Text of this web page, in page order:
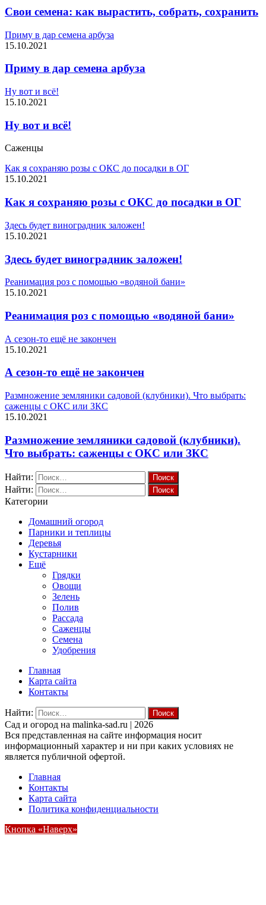
Свои семена: как вырастить, собрать, сохранить
Приму в дар семена арбуза
15.10.2021
Приму в дар семена арбуза
Ну вот и всё!
15.10.2021
Ну вот и всё!
Саженцы
Как я сохраняю розы с ОКС до посадки в ОГ
15.10.2021
Как я сохраняю розы с ОКС до посадки в ОГ
Здесь будет виноградник заложен!
15.10.2021
Здесь будет виноградник заложен!
Реанимация роз с помощью «водяной бани»
15.10.2021
Реанимация роз с помощью «водяной бани»
А сезон-то ещё не закончен
15.10.2021
А сезон-то ещё не закончен
Размножение земляники садовой (клубники). Что выбрать:
саженцы с ОКС или ЗКС
15.10.2021
Размножение земляники садовой (клубники).
Что выбрать: саженцы с ОКС или ЗКС
Найти:
Найти:
Категории
Домашний огород
Парники и теплицы
Деревья
Кустарники
Ещё
Грядки
Овощи
Зелень
Полив
Рассада
Саженцы
Семена
Удобрения
Главная
Карта сайта
Контакты
Найти:
Cад и огород на malinka-sad.ru | 2026
Вся представленная на сайте информация носит
информационный характер и ни при каких условиях не
является публичной офертой.
Главная
Контакты
Карта сайта
Политика конфиденциальности
Кнопка «Наверх»